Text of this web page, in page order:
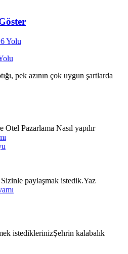
pek azının çok uygun şartlarda
Pazarlama Nasıl yapılır
paylaşmak istedik.Yaz
istediklerinizŞehrin kalabalık